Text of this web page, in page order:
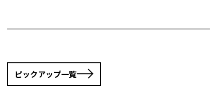
ピックアップ一覧